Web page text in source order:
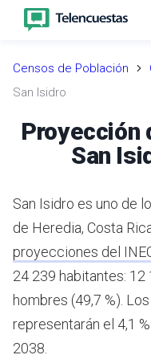
Censos de Población
San Isidro
Proyección
San
San Isidro es uno de
de Heredia, Costa
proyecciones del
24 239 habitantes: 12
hombres (49,7 %).
representarán el 4,1
2038.